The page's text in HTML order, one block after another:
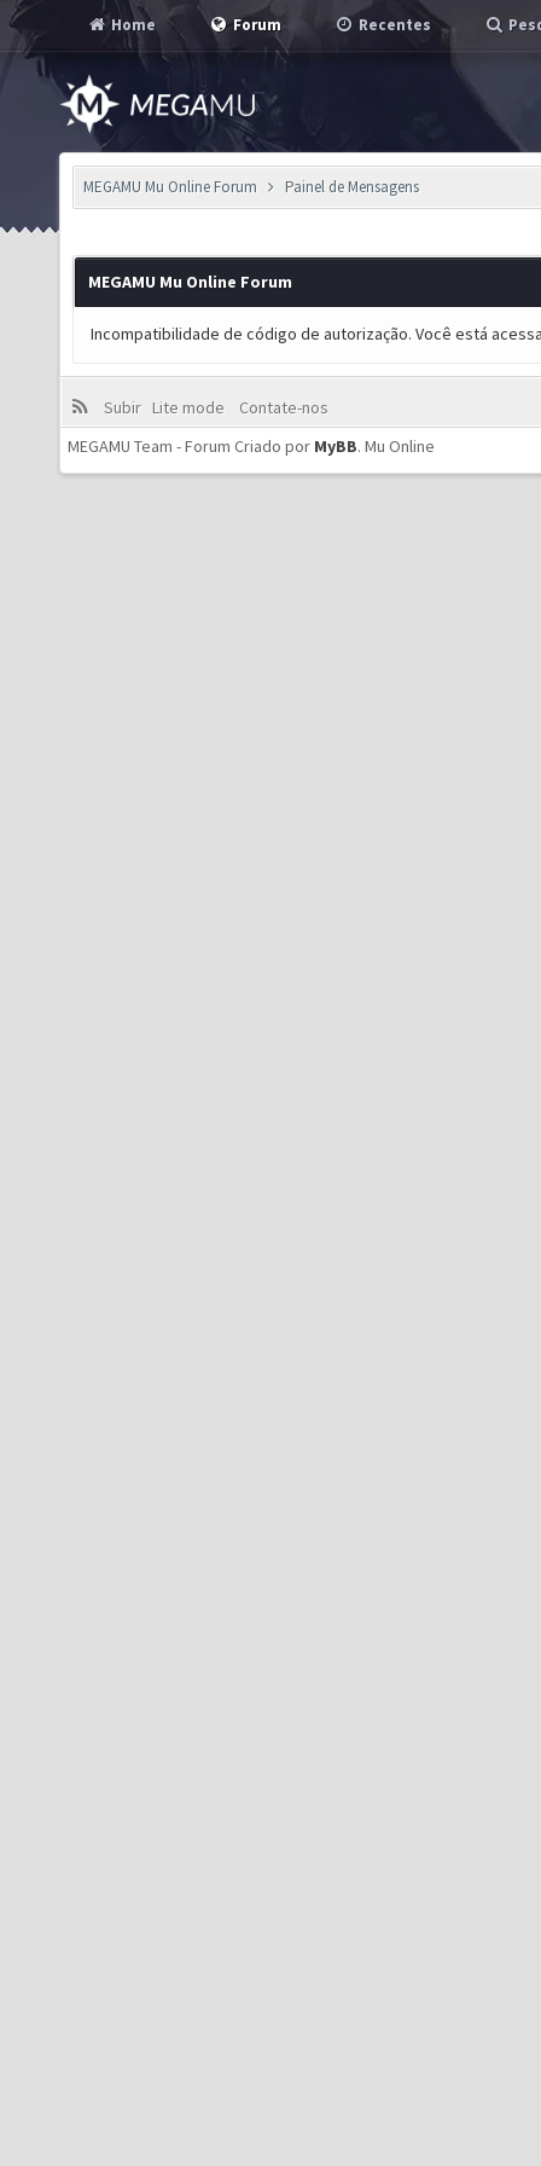
Home Forum Recentes
MEGAMU Mu Online Forum Painel de Mensagens
MEGAMU Mu Online Forum
Incompatibilidade de código de autorização. Você está
Subir Lite mode
Contate-nos
MEGAMU Team - Forum Criado por MyBB. Mu Online